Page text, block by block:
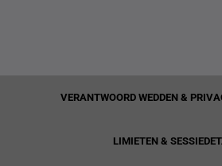
VERANTWOORD WEDDEN &
LIMIETEN &